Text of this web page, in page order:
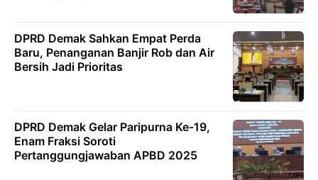
DPRD Demak Sahkan Empat Perda
Baru, Penanganan Banjir Rob dan Air
Bersih Jadi Prioritas
DPRD Demak Gelar Paripurna Ke-19,
Enam Fraksi Soroti
Pertanggungjawaban APBD 2025